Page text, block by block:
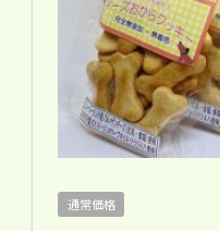
通常価格